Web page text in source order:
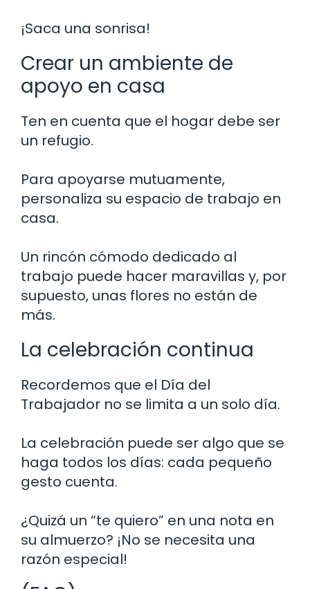
¡Saca una sonrisa!
Crear un ambiente de
apoyo en casa
Ten en cuenta que el hogar debe ser
un refugio.
Para apoyarse mutuamente,
personaliza su espacio de trabajo en
casa.
Un rincón cómodo dedicado al
trabajo puede hacer maravillas y, por
supuesto, unas flores no están de
más.
La celebración continua
Recordemos que el Día del
Trabajador no se limita a un solo día.
La celebración puede ser algo que se
haga todos los días: cada pequeño
gesto cuenta.
¿Quizá un “te quiero” en una nota en
su almuerzo? ¡No se necesita una
razón especial!